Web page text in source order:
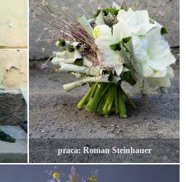
praca: Roman Steinhauer